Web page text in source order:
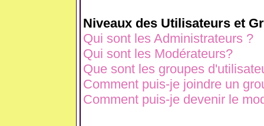
Niveaux des Utilisateurs et
Qui sont les Administrateurs ?
Qui sont les Modérateurs?
Que sont les groupes
Comment puis-je joindre un
Comment puis-je devenir le